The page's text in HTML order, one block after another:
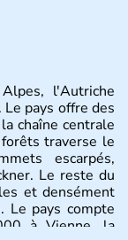
l'Autriche
pays offre des
chaîne centrale
traverse le
escarpés,
Le reste du
et densément
Le pays compte
à Vienne, la